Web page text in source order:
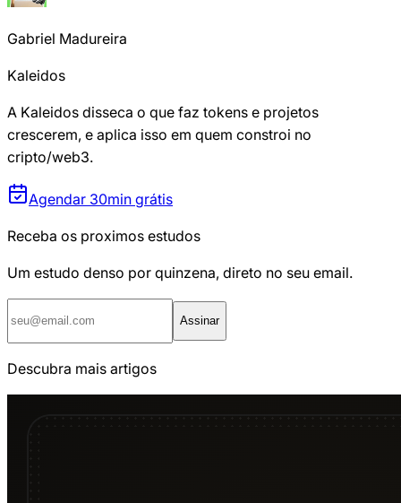
Gabriel Madureira
Kaleidos
A Kaleidos disseca o que faz tokens e projetos
crescerem, e aplica isso em quem constroi no
cripto/web3.
Agendar 30min grátis
Receba os proximos estudos
Um estudo denso por quinzena, direto no seu email.
Assinar
Descubra mais artigos